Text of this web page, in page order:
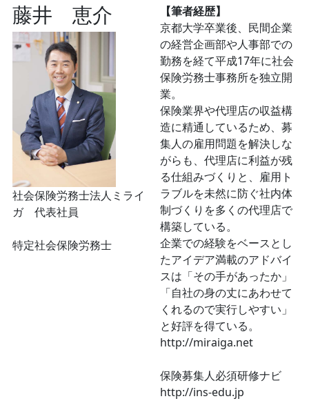
藤井 恵介
社会保険労務士法人ミライ
ガ 代表社員
特定社会保険労務士
【筆者経歴】
京都大学卒業後、民間企業
の経営企画部や人事部での
勤務を経て平成17年に社会
保険労務士事務所を独立開
業。
保険業界や代理店の収益構
造に精通しているため、募
集人の雇用問題を解決しな
がらも、代理店に利益が残
る仕組みづくりと、雇用ト
ラブルを未然に防ぐ社内体
制づくりを多くの代理店で
構築している。
企業での経験をベースとし
たアイデア満載のアドバイ
スは「その手があったか」
「自社の身の丈にあわせて
くれるので実行しやすい」
と好評を得ている。
http://miraiga.net
保険募集人必須研修ナビ
http://ins-edu.jp